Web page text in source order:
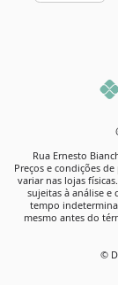
Rua Ernesto
Preços e condições
variar nas lojas
sujeitas à análise e
tempo
mesmo antes do
©